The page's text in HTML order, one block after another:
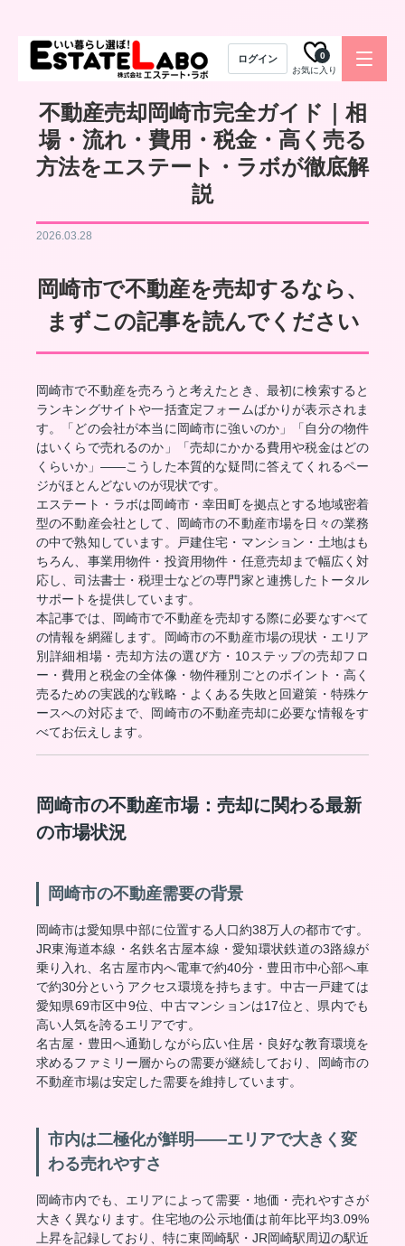
ログイン
お気に入り
0
不動産売却岡崎市完全ガイド｜相
場・流れ・費用・税金・高く売る
方法をエステート・ラボが徹底解
説
2026.03.28
岡崎市で不動産を売却するなら、
まずこの記事を読んでください
岡崎市で不動産を売ろうと考えたとき、最初に検索すると
ランキングサイトや一括査定フォームばかりが表示されま
す。「どの会社が本当に岡崎市に強いのか」「自分の物件
はいくらで売れるのか」「売却にかかる費用や税金はどの
くらいか」——こうした本質的な疑問に答えてくれるペー
ジがほとんどないのが現状です。
エステート・ラボは岡崎市・幸田町を拠点とする地域密着
型の不動産会社として、岡崎市の不動産市場を日々の業務
の中で熟知しています。戸建住宅・マンション・土地はも
ちろん、事業用物件・投資用物件・任意売却まで幅広く対
応し、司法書士・税理士などの専門家と連携したトータル
サポートを提供しています。
本記事では、岡崎市で不動産を売却する際に必要なすべて
の情報を網羅します。岡崎市の不動産市場の現状・エリア
別詳細相場・売却方法の選び方・10ステップの売却フロ
ー・費用と税金の全体像・物件種別ごとのポイント・高く
売るための実践的な戦略・よくある失敗と回避策・特殊ケ
ースへの対応まで、岡崎市の不動産売却に必要な情報をす
べてお伝えします。
岡崎市の不動産市場：売却に関わる最新
の市場状況
岡崎市の不動産需要の背景
岡崎市は愛知県中部に位置する人口約38万人の都市です。
JR東海道本線・名鉄名古屋本線・愛知環状鉄道の3路線が
乗り入れ、名古屋市内へ電車で約40分・豊田市中心部へ車
で約30分というアクセス環境を持ちます。中古一戸建ては
愛知県69市区中9位、中古マンションは17位と、県内でも
高い人気を誇るエリアです。
名古屋・豊田へ通勤しながら広い住居・良好な教育環境を
求めるファミリー層からの需要が継続しており、岡崎市の
不動産市場は安定した需要を維持しています。
市内は二極化が鮮明——エリアで大きく変
わる売れやすさ
岡崎市内でも、エリアによって需要・地価・売れやすさが
大きく異なります。住宅地の公示地価は前年比平均3.09%
上昇を記録しており、特に東岡崎駅・JR岡崎駅周辺の駅近